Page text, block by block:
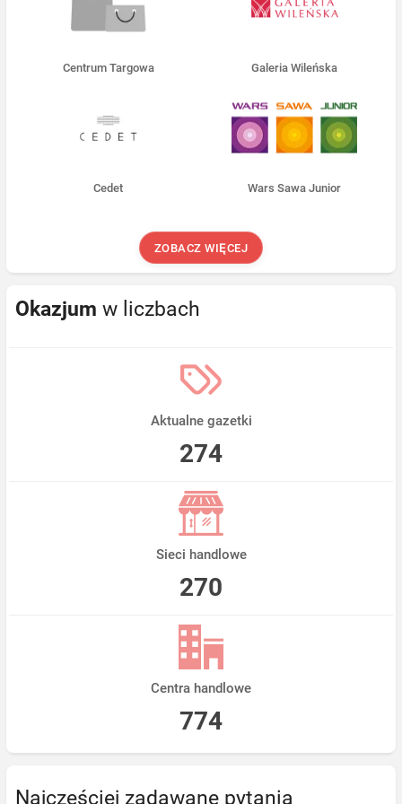
Centrum Targowa Galeria Wileńska
Cedet Wars Sawa Junior
ZOBACZ WIĘCEJ
Okazjum w liczbach
Aktualne gazetki
274
Sieci handlowe
270
Centra handlowe
774
Najczęściej zadawane pytania